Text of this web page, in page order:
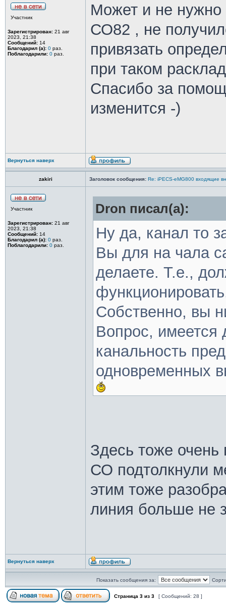
Участник
Зарегистрирован: 21 авг
2023, 21:38
Сообщений: 14
Благодарил (а): 0 раз.
Поблагодарили: 0 раз.
Может и не
СО82 , не
привязать
при таком
Спасибо за
изменится -)
Вернуться наверх
zakiri Заголовок сообщения: Re: iPECS-eMG800 входящие
Участник
Зарегистрирован: 21 авг
2023, 21:38
Сообщений: 14
Благодарил (а): 0 раз.
Поблагодарили: 0 раз.
Dron писал(а):
Ну да, канал то
Вы для на чала
делаете. Т.е.,
Собственно, вы
Вопрос, имеется
канальность
одновременных
Здесь тоже очень
СО подтолкнули
этим тоже
линия больше не
Вернуться наверх
Показать сообщения за:
Страница 3 из 3 [ Сообщений: 28 ]